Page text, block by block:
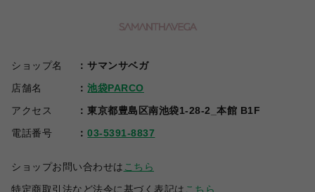
ショップ名
サマンサベガ
店舗名
池袋PARCO
アクセス
東京都豊島区南池袋1-28-2_本館 B1F
電話番号
03-5391-8837
ショップお問い合わせは こちら
特定商取引法など法令に基づく表記は こちら